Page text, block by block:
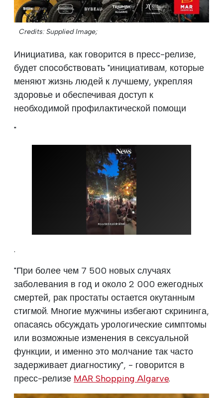
Credits: Supplied Image;
Инициатива, как говорится в пресс-релизе,
будет способствовать "инициативам, которые
меняют жизнь людей к лучшему, укрепляя
здоровье и обеспечивая доступ к
необходимой профилактической помощи
"
.
"При более чем 7 500 новых случаях
заболевания в год и около 2 000 ежегодных
смертей, рак простаты остается окутанным
стигмой. Многие мужчины избегают скрининга,
опасаясь обсуждать урологические симптомы
или возможные изменения в сексуальной
функции, и именно это молчание так часто
задерживает диагностику", - говорится в
пресс-релизе MAR Shopping Algarve.